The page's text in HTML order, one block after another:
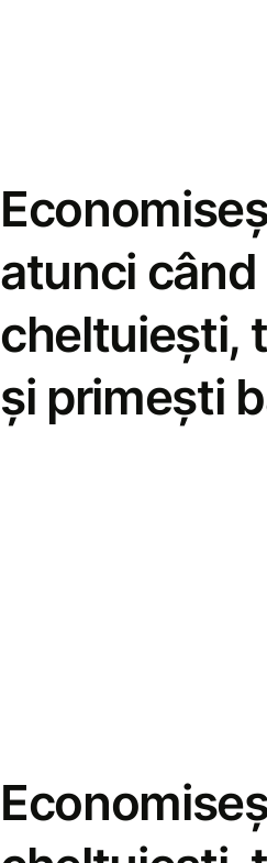
atunci când
cheltuiești,
și primești